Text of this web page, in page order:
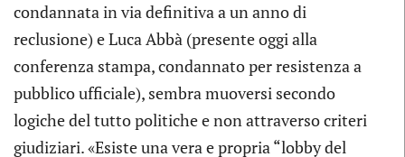
condannata in via definitiva a un anno di
reclusione) e Luca Abbà (presente oggi alla
conferenza stampa, condannato per resistenza a
pubblico ufficiale), sembra muoversi secondo
logiche del tutto politiche e non attraverso criteri
giudiziari. «Esiste una vera e propria “lobby del